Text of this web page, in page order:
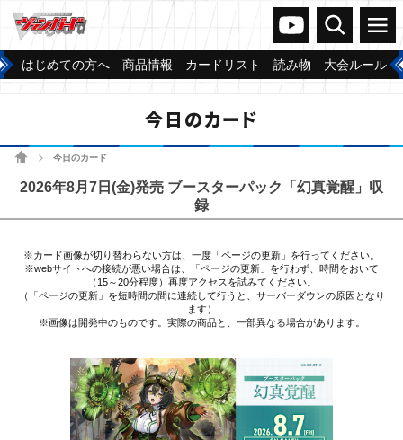
ヴァンガードch
検索 メニュー
はじめての方へ 商品情報 カードリスト 読み物 大会ルール
今日のカード
ホーム今日のカード
2026年8月7日(金)発売 ブースターパック「幻真覚醒」収
録
※カード画像が切り替わらない方は、一度「ページの更新」を行ってください。
※webサイトへの接続が悪い場合は、「ページの更新」を行わず、時間をおいて
（15～20分程度）再度アクセスを試みてください。
（「ページの更新」を短時間の間に連続して行うと、サーバーダウンの原因となり
ます）
※画像は開発中のものです。実際の商品と、一部異なる場合があります。